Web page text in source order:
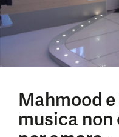
Mahmood
musica non